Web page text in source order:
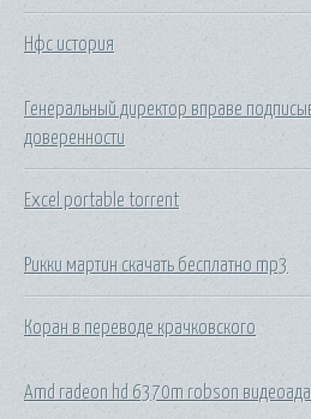
Нфс история
Генеральный директор вправе
доверенности
Excel portable torrent
Рикки мартин скачать бесплатно mp3
Коран в переводе крачковского
Amd radeon hd 6370m robson